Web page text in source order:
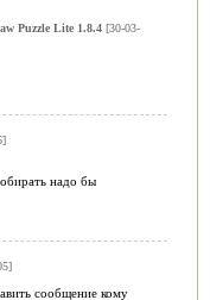
Puzzle Lite 1.8.4[30-03-
надо бы
сообщение кому